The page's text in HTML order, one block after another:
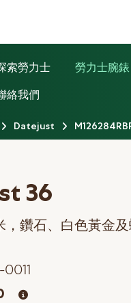
索勞力士 勞力士腕錶
絡我們
Datejust
36
，鑽石、白色黃金